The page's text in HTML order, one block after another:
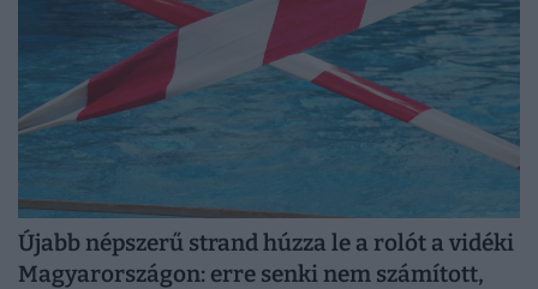
Újabb népszerű strand húzza le a rolót a vidéki
Magyarországon: erre senki nem számított,